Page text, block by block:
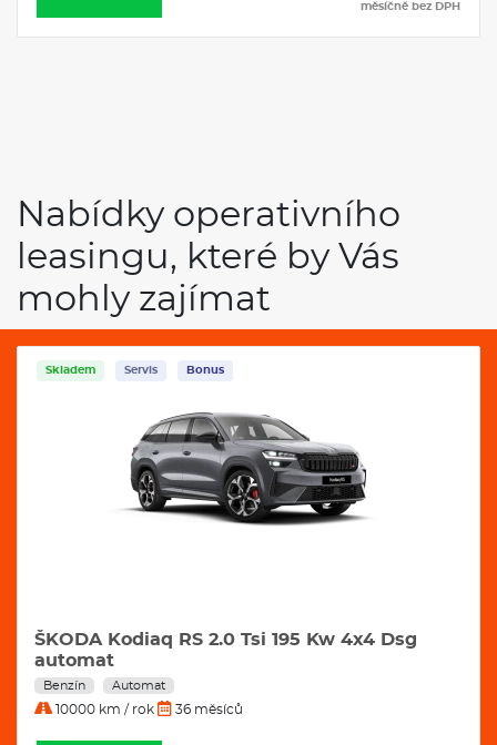
Nabídky operativního
leasingu, které by Vás
mohly zajímat
Skladem Servis Bonus
ŠKODA Kodiaq RS 2.0 Tsi 195 Kw 4x4 Dsg
automat
Benzín Automat
10000 km / rok 36 měsíců